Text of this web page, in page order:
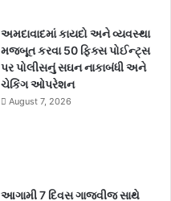
અમદાવાદમાં કાયદો અને વ્યવસ્થા
મજબૂત કરવા 50 ફિક્સ પોઈન્ટ્સ
પર પોલીસનું સઘન નાકાબંધી અને
ચેકિંગ ઓપરેશન
August 7, 2026
આગામી 7 દિવસ ગાજવીજ સાથે